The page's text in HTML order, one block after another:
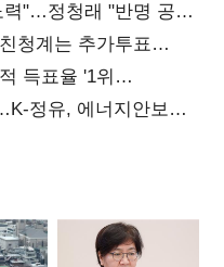
력"…정청래 "반명 공세
청계는 추가투표
득표율 '1위
정유, 에너지안보